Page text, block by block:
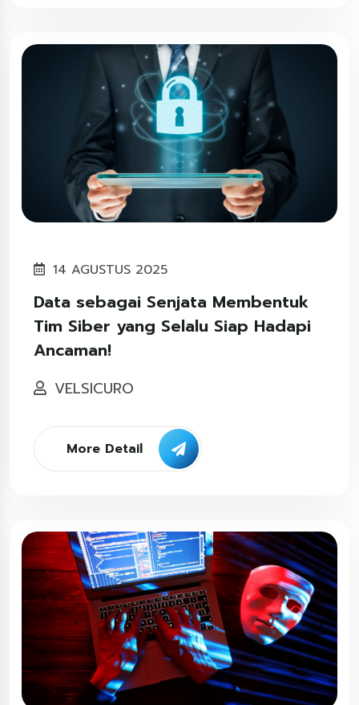
14 AGUSTUS 2025
Data sebagai Senjata Membentuk
Tim Siber yang Selalu Siap Hadapi
Ancaman!
VELSICURO
More Detail